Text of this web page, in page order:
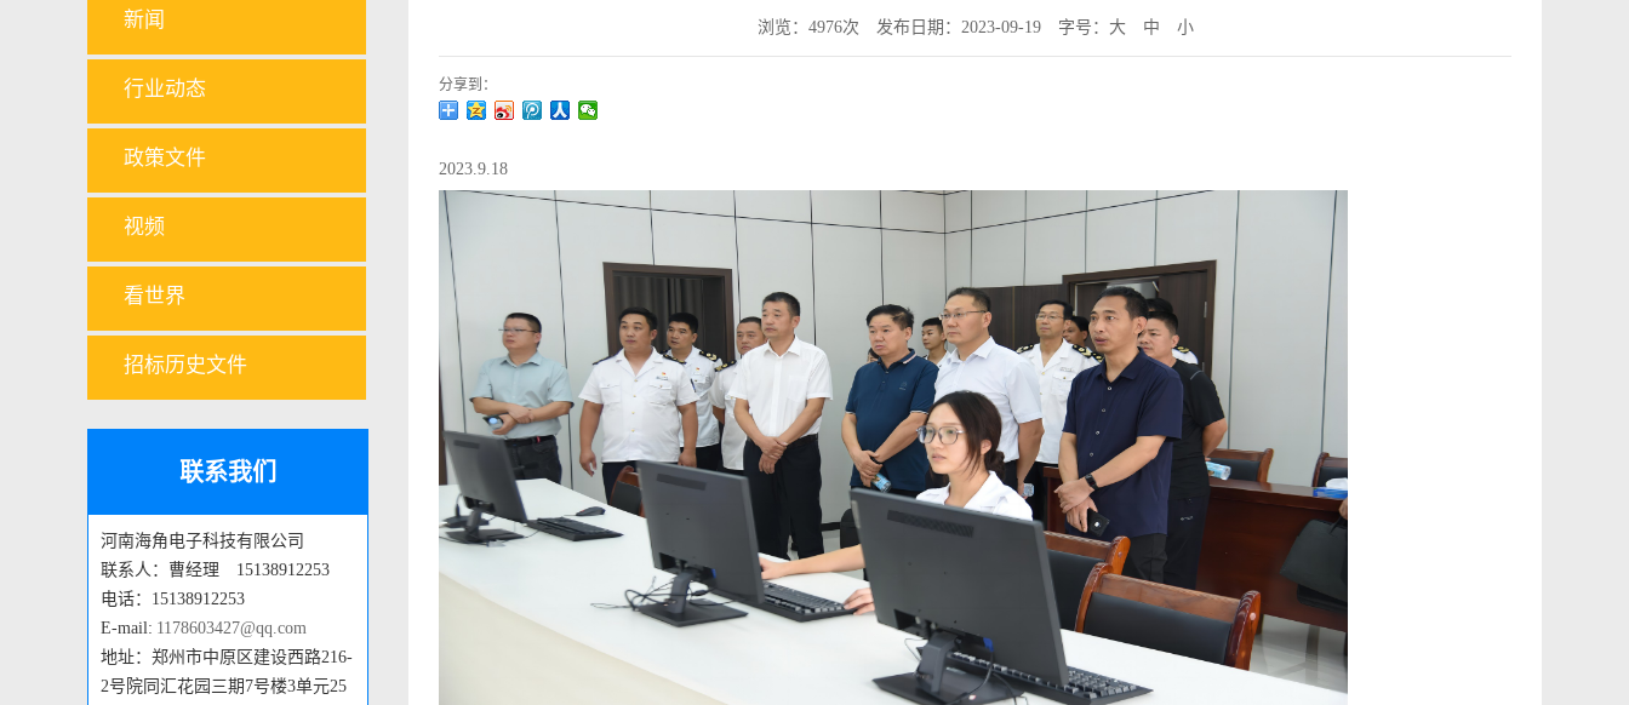
新闻
行业动态
政策文件
视频
看世界
招标历史文件
联系我们
河南海角电子科技有限公司
联系人：曹经理 15138912253
电话：15138912253
E-mail: 1178603427@qq.com
地址：郑州市中原区建设西路216-
2号院同汇花园三期7号楼3单元25
浏览：4976次 发布日期：2023-09-19 字号： 大 中 小
分享到：
2023.9.18